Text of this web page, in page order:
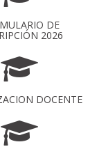
DE
2026
DOCENTE